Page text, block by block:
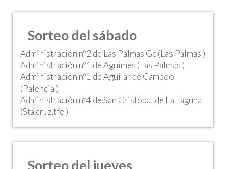
Sorteo del sábado
Administración nº2 de Las Palmas Gc (Las Palmas )
Administración nº1 de Aguimes (Las Palmas )
Administración nº1 de Aguilar de Campoo
(Palencia )
Administración nº4 de San Cristóbal de La Laguna
(Sta.cruz.tfe )
Sorteo del jueves